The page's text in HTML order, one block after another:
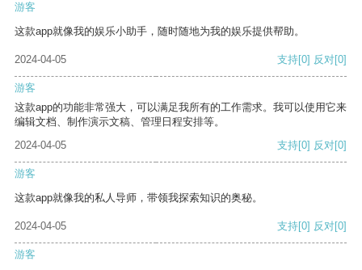
游客
这款app就像我的娱乐小助手，随时随地为我的娱乐提供帮助。
2024-04-05 支持[0] 反对[0]
游客
这款app的功能非常强大，可以满足我所有的工作需求。我可以使用它来
编辑文档、制作演示文稿、管理日程安排等。
2024-04-05
支持[0] 反对[0]
游客
这款app就像我的私人导师，带领我探索知识的奥秘。
2024-04-05 支持[0] 反对[0]
游客